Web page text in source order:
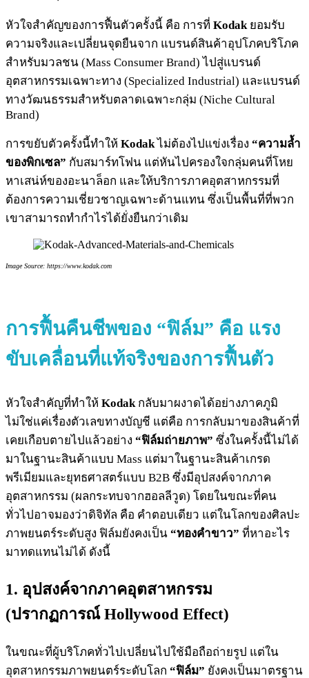
หัวใจสำคัญของการฟื้นตัวครั้งนี้ คือ การที่ Kodak ยอมรับ
ความจริงและเปลี่ยนจุดยืนจาก แบรนด์สินค้าอุปโภคบริโภค
สำหรับมวลชน (Mass Consumer Brand) ไปสู่แบรนด์
อุตสาหกรรมเฉพาะทาง (Specialized Industrial) และแบรนด์
ทางวัฒนธรรมสำหรับตลาดเฉพาะกลุ่ม (Niche Cultural
Brand)
การขยับตัวครั้งนี้ทำให้ Kodakไม่ต้องไปแข่งเรื่อง “ความล้ำ
ของพิกเซล” กับสมาร์ทโฟน แต่หันไปครองใจกลุ่มคนที่โหย
หาเสน่ห์ของอะนาล็อก และให้บริการภาคอุตสาหกรรมที่
ต้องการความเชี่ยวชาญเฉพาะด้านแทน ซึ่งเป็นพื้นที่ที่พวก
เขาสามารถทำกำไรได้ยั่งยืนกว่าเดิม
Image Source: https://www.kodak.com
การฟื้นคืนชีพของ “ฟิล์ม” คือ แรง
ขับเคลื่อนที่แท้จริงของการฟื้นตัว
หัวใจสำคัญที่ทำให้ Kodakกลับมาผงาดได้อย่างภาคภูมิ
ไม่ใช่แค่เรื่องตัวเลขทางบัญชี แต่คือ การกลับมาของสินค้าที่
เคยเกือบตายไปแล้วอย่าง “ฟิล์มถ่ายภาพ” ซึ่งในครั้งนี้ไม่ได้
มาในฐานะสินค้าแบบ Mass แต่มาในฐานะสินค้าเกรด
พรีเมียมและยุทธศาสตร์แบบ B2B ซึ่งมีอุปสงค์จากภาค
อุตสาหกรรม (ผลกระทบจากฮอลลีวูด) โดยในขณะที่คน
ทั่วไปอาจมองว่าดิจิทัล คือ คำตอบเดียว แต่ในโลกของศิลปะ
ภาพยนตร์ระดับสูง ฟิล์มยังคงเป็น “ทองคำขาว” ที่หาอะไร
มาทดแทนไม่ได้ ดังนี้
1. อุปสงค์จากภาคอุตสาหกรรม
(ปรากฏการณ์ Hollywood Effect)
ในขณะที่ผู้บริโภคทั่วไปเปลี่ยนไปใช้มือถือถ่ายรูป แต่ใน
อุตสาหกรรมภาพยนตร์ระดับโลก “ฟิล์ม” ยังคงเป็นมาตรฐาน